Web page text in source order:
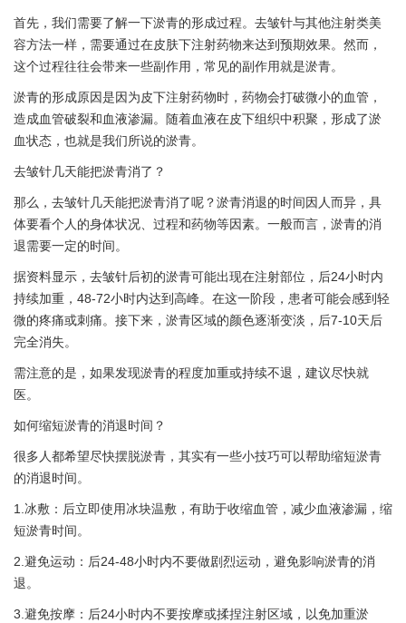
首先，我们需要了解一下淤青的形成过程。去皱针与其他注射类美
容方法一样，需要通过在皮肤下注射药物来达到预期效果。然而，
这个过程往往会带来一些副作用，常见的副作用就是淤青。
淤青的形成原因是因为皮下注射药物时，药物会打破微小的血管，
造成血管破裂和血液渗漏。随着血液在皮下组织中积聚，形成了淤
血状态，也就是我们所说的淤青。
去皱针几天能把淤青消了？
那么，去皱针几天能把淤青消了呢？淤青消退的时间因人而异，具
体要看个人的身体状况、过程和药物等因素。一般而言，淤青的消
退需要一定的时间。
据资料显示，去皱针后初的淤青可能出现在注射部位，后24小时内
持续加重，48-72小时内达到高峰。在这一阶段，患者可能会感到轻
微的疼痛或刺痛。接下来，淤青区域的颜色逐渐变淡，后7-10天后
完全消失。
需注意的是，如果发现淤青的程度加重或持续不退，建议尽快就
医。
如何缩短淤青的消退时间？
很多人都希望尽快摆脱淤青，其实有一些小技巧可以帮助缩短淤青
的消退时间。
1.冰敷：后立即使用冰块温敷，有助于收缩血管，减少血液渗漏，缩
短淤青时间。
2.避免运动：后24-48小时内不要做剧烈运动，避免影响淤青的消
退。
3.避免按摩：后24小时内不要按摩或揉捏注射区域，以免加重淤